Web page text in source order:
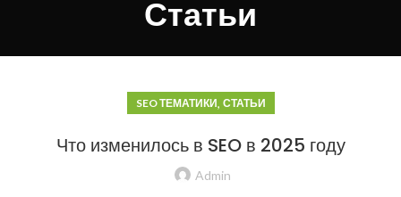
Статьи
SEO ТЕМАТИКИ, СТАТЬИ
Что изменилось в SEO в 2025 году
Admin